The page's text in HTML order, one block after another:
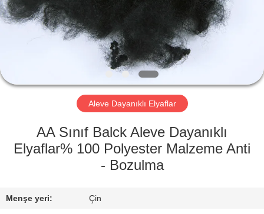
S
HAKKIMIZDA
FABRIKA
TURU
KONTROL
Aleve Dayanıklı Elyaflar
AA Sınıf Balck Aleve Dayanıklı
Elyaflar% 100 Polyester Malzeme Anti
- Bozulma
Menşe yeri: Çin